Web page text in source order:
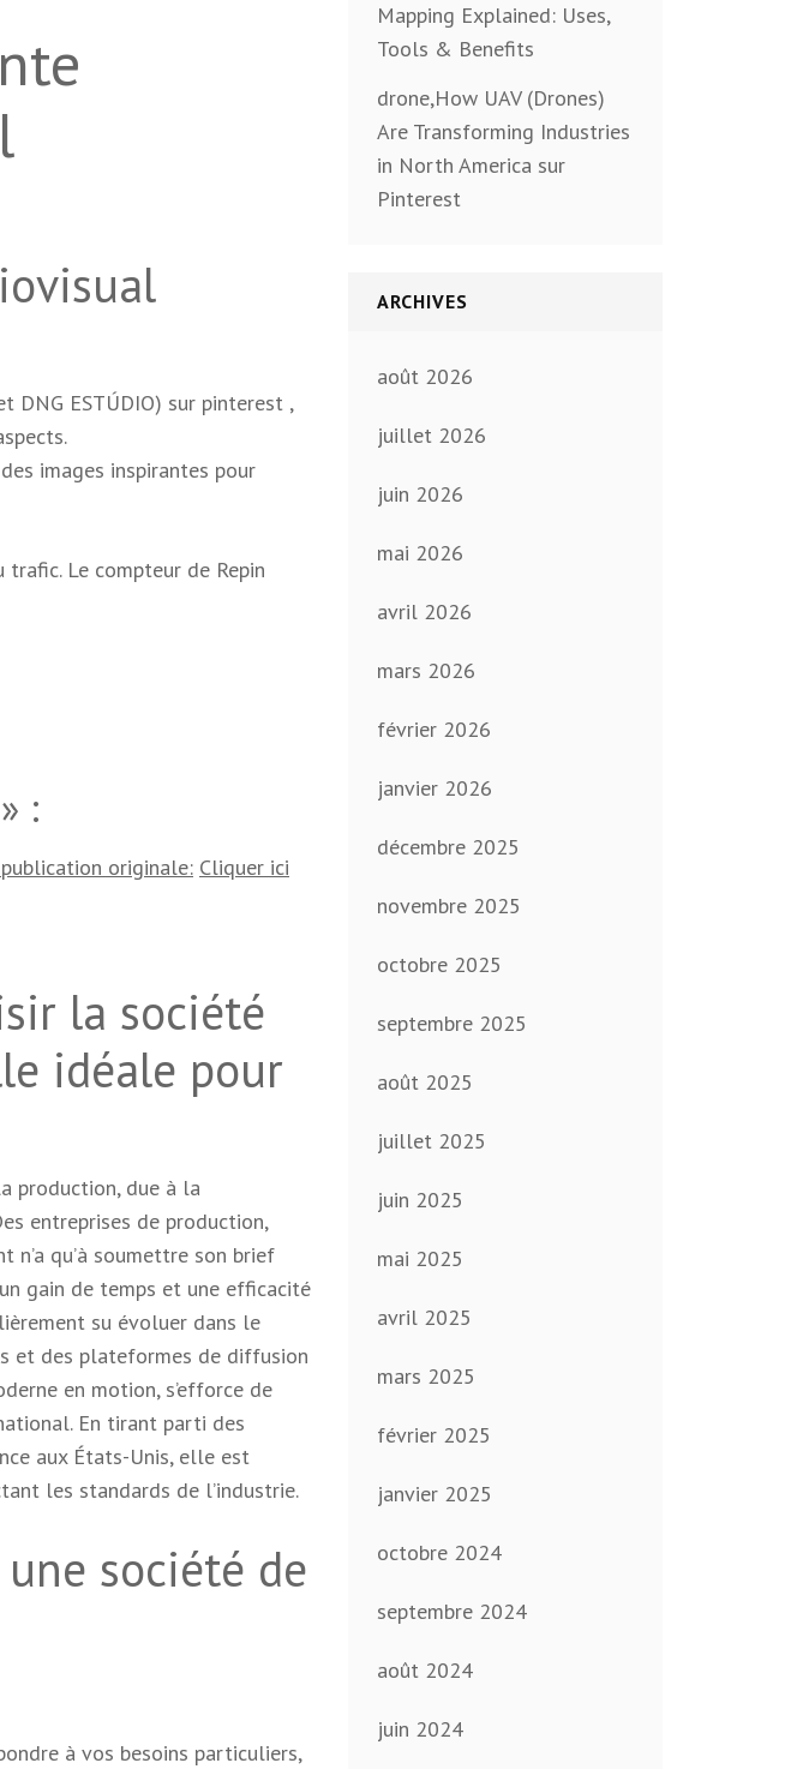
DNG ESTÚDIO) sur pinterest ,
images inspirantes pour
Le compteur de Repin
:
originale: Cliquer ici
la société
idéale pour
production, due à la
entreprises de production,
qu’à soumettre son brief
gain de temps et une efficacité
su évoluer dans le
et des plateformes de diffusion
en motion, s’efforce de
En tirant parti des
aux États-Unis, elle est
les standards de l’industrie.
société de
à vos besoins particuliers,
Mapping Explained: Uses,
Tools & Benefits
drone,How UAV (Drones)
Are Transforming Industries
in North America sur
Pinterest
ARCHIVES
août 2026
juillet 2026
juin 2026
mai 2026
avril 2026
mars 2026
février 2026
janvier 2026
décembre 2025
novembre 2025
octobre 2025
septembre 2025
août 2025
juillet 2025
juin 2025
mai 2025
avril 2025
mars 2025
février 2025
janvier 2025
octobre 2024
septembre 2024
août 2024
juin 2024